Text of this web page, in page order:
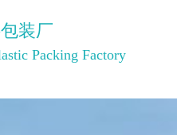
装厂
Packing Factory